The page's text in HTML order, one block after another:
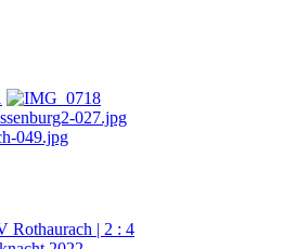
Rothaurach | 2 : 4